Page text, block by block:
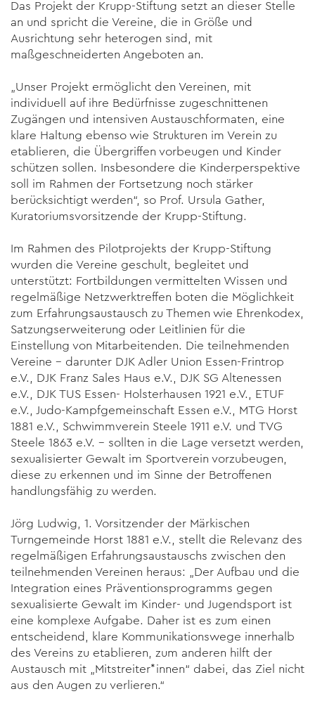
Das Projekt der Krupp-Stiftung setzt an dieser Stelle
an und spricht die Vereine, die in Größe und
Ausrichtung sehr heterogen sind, mit
maßgeschneiderten Angeboten an.
„Unser Projekt ermöglicht den Vereinen, mit
individuell auf ihre Bedürfnisse zugeschnittenen
Zugängen und intensiven Austausch­formaten, eine
klare Haltung ebenso wie Strukturen im Verein zu
etablieren, die Übergriffen vorbeugen und Kinder
schützen sollen. Insbesondere die Kinderperspektive
soll im Rahmen der Fortsetzung noch stärker
berücksichtigt werden“, so Prof. Ursula Gather,
Kuratoriumsvorsitzende der Krupp-Stiftung.
Im Rahmen des Pilotprojekts der Krupp-Stiftung
wurden die Vereine geschult, begleitet und
unterstützt: Fortbildungen vermittelten Wissen und
regelmäßige Netzwerktreffen boten die Möglichkeit
zum Erfahrungs­­­austausch zu Themen wie Ehrenkodex,
Satzungs­erweiterung oder Leitlinien für die
Einstellung von Mitarbeitenden. Die teil­nehmen­den
Vereine – darunter DJK Adler Union Essen‐Frintrop
e.V., DJK Franz Sales Haus e.V., DJK SG Altenessen
e.V., DJK TUS Essen‐ Holsterhausen 1921 e.V., ETUF
e.V., Judo‐Kampfgemeinschaft Essen e.V., MTG Horst
1881 e.V., Schwimmverein Steele 1911 e.V. und TVG
Steele 1863 e.V. – sollten in die Lage versetzt werden,
sexualisierter Gewalt im Sportverein vorzubeugen,
diese zu erkennen und im Sinne der Betroffenen
handlungsfähig zu werden.
Jörg Ludwig, 1. Vorsitzender der Märkischen
Turngemeinde Horst 1881 e.V., stellt die Relevanz des
regelmäßigen Erfahrungsaustauschs zwischen den
teilnehmenden Vereinen heraus: „Der Aufbau und die
Integration eines Präventionsprogramms gegen
sexualisierte Gewalt im Kinder- und Jugendsport ist
eine komplexe Aufgabe. Daher ist es zum einen
entscheidend, klare Kommunikationswege innerhalb
des Vereins zu etablieren, zum anderen hilft der
Austausch mit „Mitstreiter*innen“ dabei, das Ziel nicht
aus den Augen zu verlieren.“